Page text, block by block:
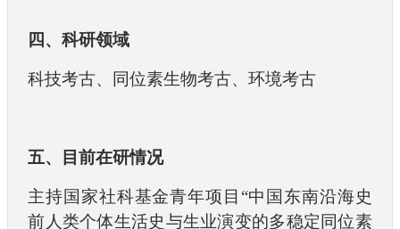
四、科研领域
科技考古、同位素生物考古、环境考古
五、目前在研情况
主持国家社科基金青年项目“中国东南沿海史
前人类个体生活史与生业演变的多稳定同位素